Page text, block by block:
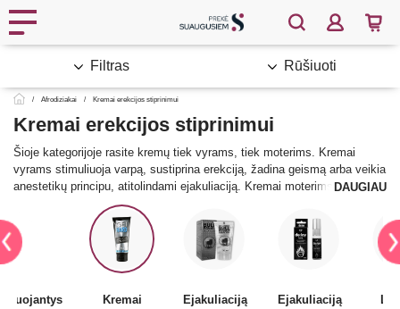
Afrodiziakai Kremai erekcijos stiprinimui
Filtras Rūšiuoti
Kremai erekcijos stiprinimui
Šioje kategorijoje rasite kremų tiek vyrams, tiek moterims. Kremai
vyrams stimuliuoja varpą, sustiprina erekciją, žadina geismą arba veikia
anestetikų principu, atitolindami ejakuliaciją. Kremai moterims
suintensyvina pojūčius klitorio ir lytinių lūpų srityje, padidina seksualinį
jautrumą, geismą partneriui ir sustiprina malonumą oralinio ir vaginalinio
sekso metu. Dauguma šių kremų sukelia malonius šiltus ir/arba šaltus
dilgčiojimus.
DAUGIAU
Kremai
Ejakuliaciją
Ejakuliaciją
Lašiukai